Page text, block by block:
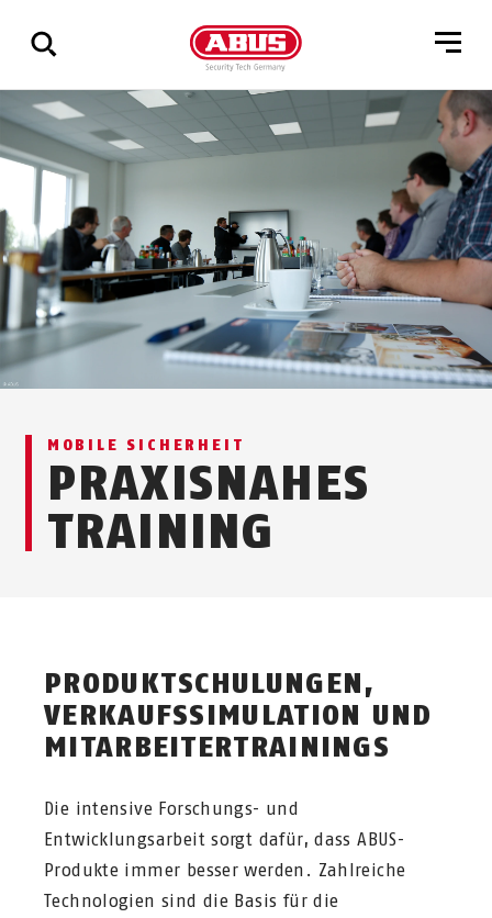
Zeige
alle
Ergebnisse
MOBILE SICHERHEIT
PRAXISNAHES
TRAINING
PRODUKTSCHULUNGEN,
VERKAUFSSIMULATION UND
MITARBEITERTRAININGS
Die intensive Forschungs- und
Entwicklungsarbeit sorgt dafür, dass ABUS-
Produkte immer besser werden. Zahlreiche
Technologien sind die Basis für die